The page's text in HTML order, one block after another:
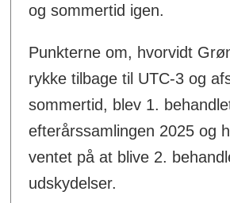
og sommertid igen.
Punkterne om, hvorvidt
rykke tilbage til UTC-3 og
sommertid, blev 1.
efterårssamlingen 2025 og
ventet på at blive 2.
udskydelser.